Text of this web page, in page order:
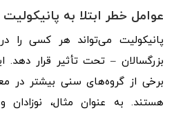
عوامل خطر ابتلا به
پانیکولیت می‌تواند هر کسی را
بزرگسالان – تحت تأثیر قرار دهد.
برخی از گروه‌های سنی بیشتر در
هستند. به عنوان مثال،